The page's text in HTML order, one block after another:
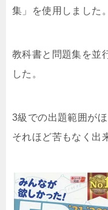
集」を使用しました。
教科書と問題集を並
した。
3級での出題範囲が
それほど苦もなく出